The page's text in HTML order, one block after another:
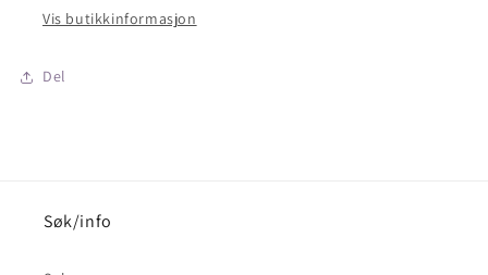
juletre
juletre
Vis butikkinformasjon
Del
Søk/info